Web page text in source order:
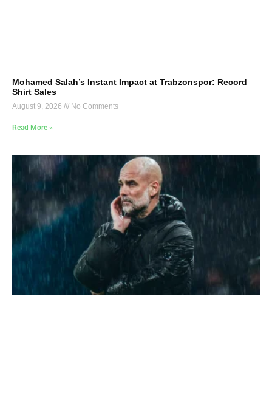
Mohamed Salah’s Instant Impact at Trabzonspor: Record
Shirt Sales
August 9, 2026 No Comments
Read More »